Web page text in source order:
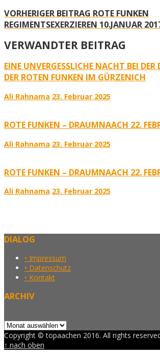
VORHERIGER BEITRAG ROTE FUNKEN
REGIMENTSEXERZIEREN 10.JANUAR
VERWANDTER BEITRAG
EINE UNVERGESSLICHE NACHT BEI
DER ROTEN FUNKEN IM GÜRZENICH
Ali Rahnama 23. Februar 2025
ROTE FUNKEN – DRAUMNAACH 22.
Ali Rahnama 23. Februar 2025
ROTE FUNKEN – DRAUMNAACH 22.
Ali Rahnama 23. Februar 2025
DIALOG
• Impressum
• Datenschutz
• Kontakt
ARCHIV
Copyright © topaachen 2016. All rights
↑ nach oben